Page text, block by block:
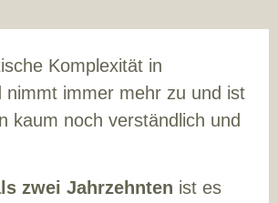
Komplexität in
nimmt immer mehr zu und ist
kaum noch verständlich und
zwei Jahrzehnten ist es